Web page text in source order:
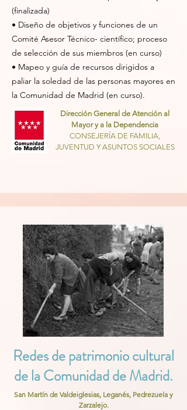
(finalizada)
• Diseño de objetivos y funciones de un
Comité Asesor Técnico- científico; proceso
de selección de sus miembros (en curso)
• Mapeo y guía de recursos dirigidos a
paliar la soledad de las personas mayores en
la Comunidad de Madrid (en curso).
Dirección General de Atención al
Mayor y a la Dependencia
CONSEJERÍA DE FAMILIA,
JUVENTUD Y ASUNTOS SOCIALES
Redes de patrimonio cultural
de la Comunidad de Madrid.
San Martín de Valdeiglesias, Leganés, Pedrezuela y
Zarzalejo.